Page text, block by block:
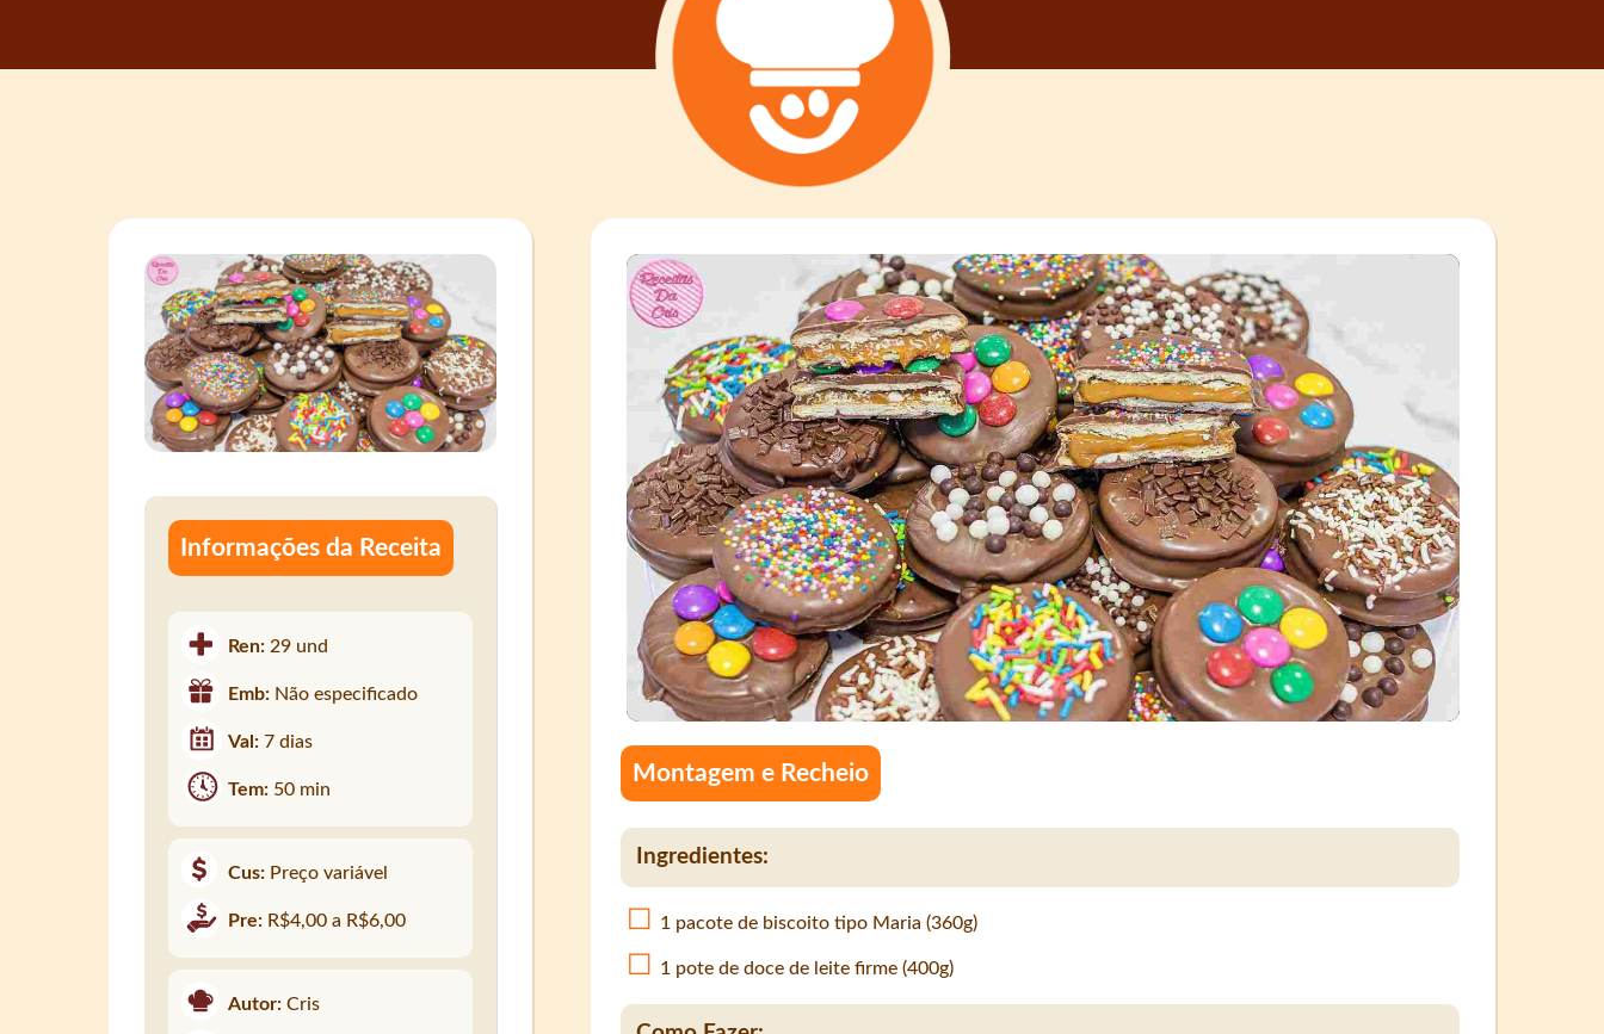
Montagem e Recheio
Ingredientes:
1 pacote de biscoito tipo Maria (360g)
1 pote de doce de leite firme (400g)
Informações da Receita
Ren: 29 und
Emb: Não especificado
Val:7 dias
Tem: 50 min
Cus: Preço variável
Pre: R$4,00 a R$6,00
Autor: Cris